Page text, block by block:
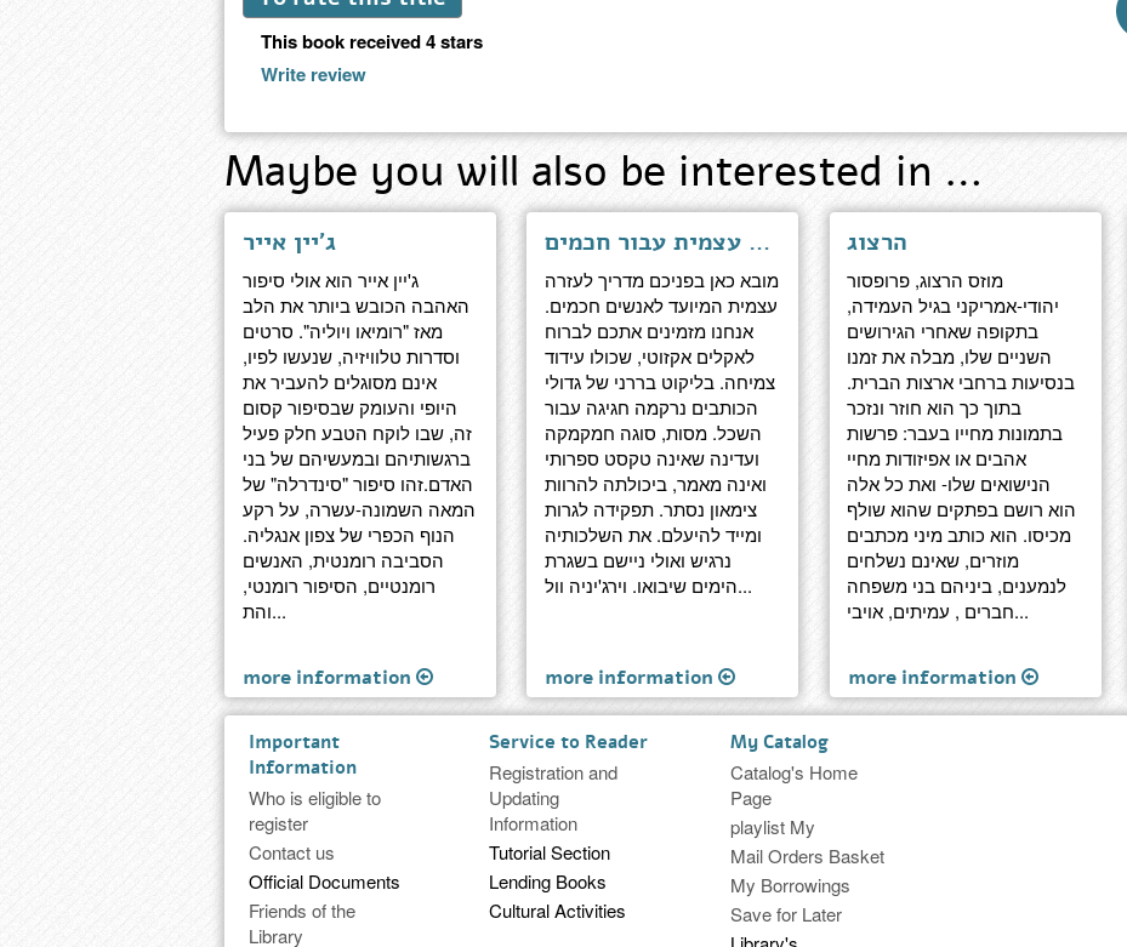
This book received 4 stars
Write review
Maybe you will also be interested in …
ג'יין אייר
ג'יין אייר הוא אולי סיפור
האהבה הכובש ביותר את הלב
מאז "רומיאו ויוליה". סרטים
וסדרות טלוויזיה, שנעשו לפיו,
אינם מסוגלים להעביר את
היופי והעומק שבסיפור קסום
זה, שבו לוקח הטבע חלק פעיל
ברגשותיהם ובמעשיהם של בני
האדם.זהו סיפור "סינדרלה" של
המאה השמונה-עשרה, על רקע
הנוף הכפרי של צפון אנגליה.
הסביבה רומנטית, האנשים
רומנטיים, הסיפור רומנטי,
והת...
more information
אומנות ראיית הדברים - מסות עזרה עצמית עבור חכמים
מובא כאן בפניכם מדריך לעזרה
עצמית המיועד לאנשים חכמים.
אנחנו מזמינים אתכם לברוח
לאקלים אקזוטי, שכולו עידוד
צמיחה. בליקוט בררני של גדולי
הכותבים נרקמה חגיגה עבור
השכל. מסות, סוגה חמקמקה
ועדינה שאינה טקסט ספרותי
ואינה מאמר, ביכולתה להרוות
צימאון נסתר. תפקידה לגרות
ומייד להיעלם. את השלכותיה
נרגיש ואולי ניישם בשגרת
הימים שיבואו. וירג'יניה וול...
more information
הרצוג
מוזס הרצוג, פרופסור
יהודי-אמריקני בגיל העמידה,
בתקופה שאחרי הגירושים
השניים שלו, מבלה את זמנו
בנסיעות ברחבי ארצות הברית.
בתוך כך הוא חוזר ונזכר
בתמונות מחייו בעבר: פרשות
אהבים או אפיזודות מחיי
הנישואים שלו- ואת כל אלה
הוא רושם בפתקים שהוא שולף
מכיסו. הוא כותב מיני מכתבים
מוזרים, שאינם נשלחים
לנמענים, ביניהם בני משפחה
חברים , עמיתים, אויבי...
more information
Important
Information
Who is eligible to
register
Contact us
Official Documents
Friends of the
Library
Service to Reader
Registration and
Updating
Information
Tutorial Section
Lending Books
Cultural Activities
My Catalog
Catalog's Home
Page
playlist My
Mail Orders Basket
My Borrowings
Save for Later